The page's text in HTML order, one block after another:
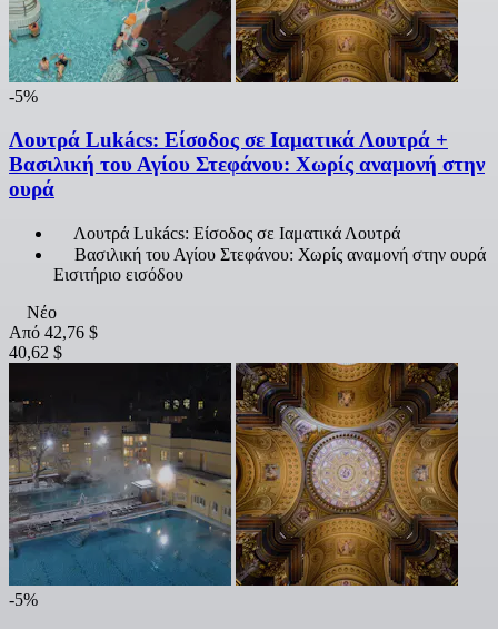
-5%
Λουτρά Lukács: Είσοδος σε Ιαματικά Λουτρά +
Βασιλική του Αγίου Στεφάνου: Χωρίς αναμονή στην
ουρά
Λουτρά Lukács: Είσοδος σε Ιαματικά Λουτρά
Βασιλική του Αγίου Στεφάνου: Χωρίς αναμονή στην ουρά
Εισιτήριο εισόδου
Νέο
Από 42,76 $
40,62 $
-5%